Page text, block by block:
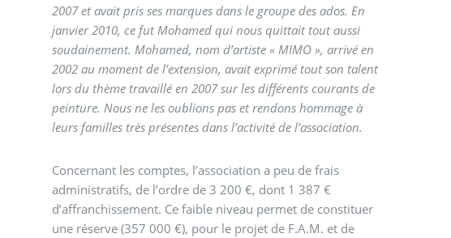
2007 et avait pris ses marques dans le groupe des ados. En
janvier 2010, ce fut Mohamed qui nous quittait tout aussi
soudainement. Mohamed, nom d’artiste « MIMO », arrivé en
2002 au moment de l’extension, avait exprimé tout son talent
lors du thème travaillé en 2007 sur les différents courants de
peinture. Nous ne les oublions pas et rendons hommage à
leurs familles très présentes dans l’activité de l’association.
Concernant les comptes, l’association a peu de frais
administratifs, de l’ordre de 3 200 €, dont 1 387 €
d’affranchissement. Ce faible niveau permet de constituer
une réserve (357 000 €), pour le projet de F.A.M. et de